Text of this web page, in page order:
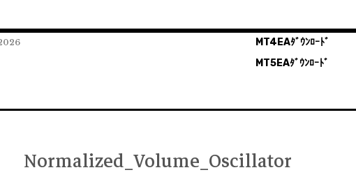
2026
MT4EAﾀﾞｳﾝﾛｰﾄﾞ
MT5EAﾀﾞｳﾝﾛｰﾄﾞ
Normalized_Volume_Oscillator